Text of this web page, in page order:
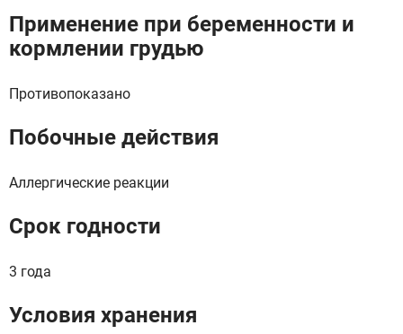
Применение при беременности и
кормлении грудью
Противопоказано
Побочные действия
Аллергические реакции
Срок годности
3 года
Условия хранения